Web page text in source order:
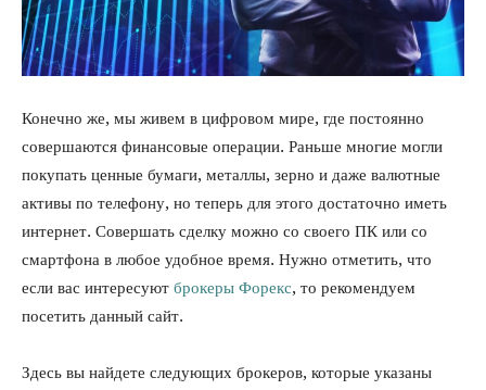
Конечно же, мы живем в цифровом мире, где постоянно
совершаются финансовые операции. Раньше многие могли
покупать ценные бумаги, металлы, зерно и даже валютные
активы по телефону, но теперь для этого достаточно иметь
интернет. Совершать сделку можно со своего ПК или со
смартфона в любое удобное время. Нужно отметить, что
если вас интересуют брокеры Форекс, то рекомендуем
посетить данный сайт.
Здесь вы найдете следующих брокеров, которые указаны